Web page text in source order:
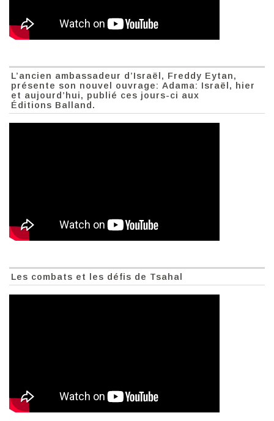
L’ancien ambassadeur d’Israël, Freddy Eytan,
présente son nouvel ouvrage: Adama: Israël, hier
et aujourd’hui, publié ces jours-ci aux
Éditions Balland.
Les combats et les défis de Tsahal